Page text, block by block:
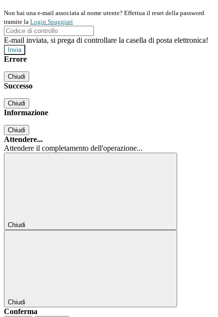
Non hai una e-mail associata al nome utente? Effettua il reset della password
tramite la Login Spaggiari
E-mail inviata, si prega di controllare la casella di posta elettronica!
Errore
Chiudi
Successo
Chiudi
Informazione
Chiudi
Attendere...
Attendere il completamento dell'operazione...
Chiudi
Chiudi
Conferma